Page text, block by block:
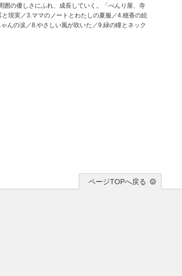
囲の優しさにふれ、成長していく。「べんり屋、寺
現実／3.ママのノートとわたしの夏服／4.穂香の絵
んの涙／8.やさしい風が吹いた／9.緑の瞳とネック
ページTOPへ戻る